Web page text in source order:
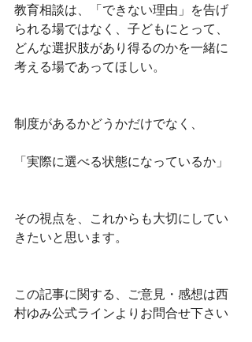
教育相談は、「できない理由」を告げ
られる場ではなく、子どもにとって、
どんな選択肢があり得るのかを一緒に
考える場であってほしい。
制度があるかどうかだけでなく、
「実際に選べる状態になっているか」
その視点を、これからも大切にしてい
きたいと思います。
この記事に関する、ご意見・感想は西
村ゆみ公式ラインよりお問合せ下さい